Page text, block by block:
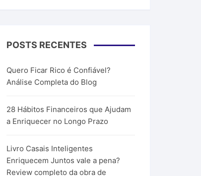
POSTS RECENTES
Quero Ficar Rico é Confiável?
Análise Completa do Blog
28 Hábitos Financeiros que Ajudam
a Enriquecer no Longo Prazo
Livro Casais Inteligentes
Enriquecem Juntos vale a pena?
Review completo da obra de